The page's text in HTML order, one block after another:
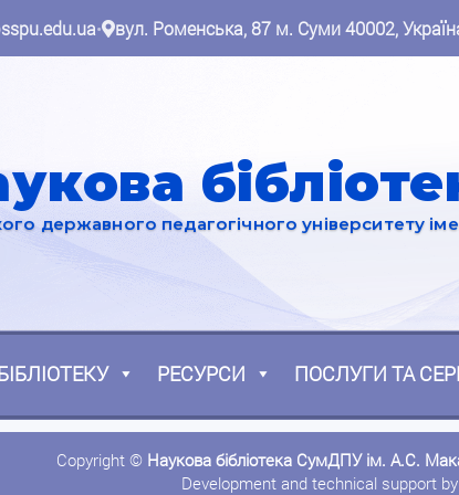
• вул. Роменська, 87 м. Суми 40002,
державного педагогічного університету
РЕСУРСИ ПОСЛУГИ ТА
Copyright © Наукова бібліотека СумДПУ ім. А.С.
Development and technical support by